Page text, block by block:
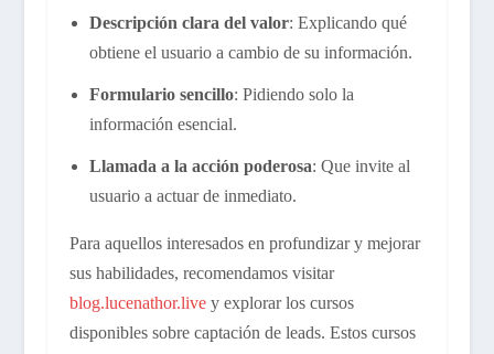
Descripción clara del valor: Explicando qué
obtiene el usuario a cambio de su información.
Formulario sencillo: Pidiendo solo la
información esencial.
Llamada a la acción poderosa: Que invite al
usuario a actuar de inmediato.
Para aquellos interesados en profundizar y mejorar
sus habilidades, recomendamos visitar
blog.lucenathor.livey explorar los cursos
disponibles sobre captación de leads. Estos cursos